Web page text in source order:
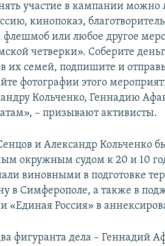
участие в кампании можно
кинопоказ,
флешмоб или любое другое
четверки». Соберите
их семей, подпишите и
фотографии этого
Кольченко, Геннадию
– призывают активисты.
и Александр Кольченко
окружным судом к 20 и 10
виновными в подготовке
в Симферополе, а также в
«Единая Россия» в
фигуранта дела – Геннадий